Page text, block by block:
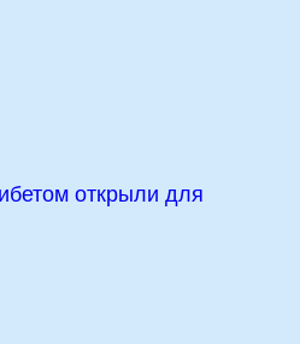
открыли для